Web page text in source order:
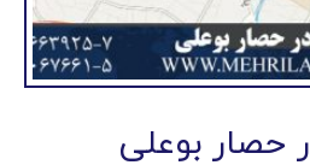
حصار بوعلی